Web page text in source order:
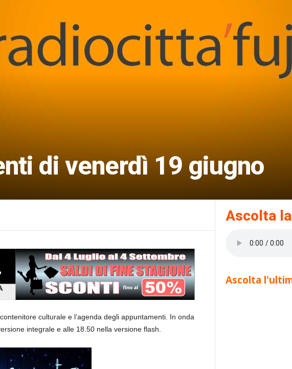
di venerdì 19 giugno
culturale e l’agenda degli appuntamenti. In onda
integrale e alle 18.50 nella versione flash.
Ascolta
Ascolta